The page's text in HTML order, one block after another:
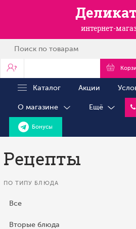
интернет-
?
Каталог Акции
О магазине Ещё
Бонусы
Рецепты
ПО ТИПУ БЛЮДА
Все
Вторые блюда